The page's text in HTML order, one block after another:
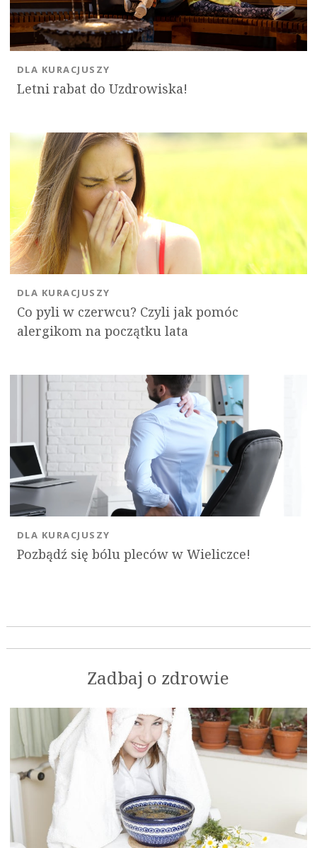
Letni rabat do Uzdrowiska!
DLA KURACJUSZY
Co pyli w czerwcu? Czyli jak pomóc
alergikom na początku lata
DLA KURACJUSZY
Pozbądź się bólu pleców w Wieliczce!
DLA KURACJUSZY
Zadbaj o zdrowie